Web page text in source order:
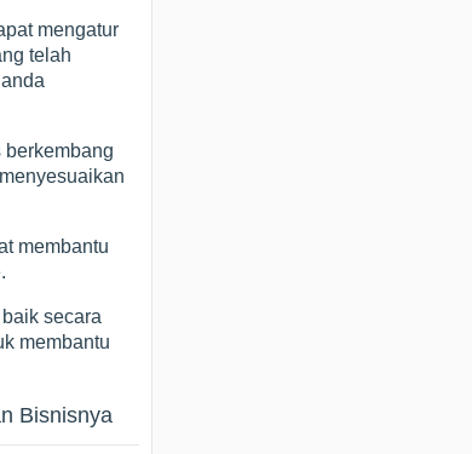
mengatur
telah
membantu
secara
membantu
Bisnisnya